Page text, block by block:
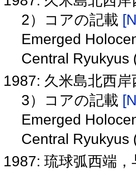
2）コアの記載
Emerged
Central Ryukyus
1987: 久米島北西
3）コアの記載
Emerged
Central Ryukyus
1987: 琉球弧西端